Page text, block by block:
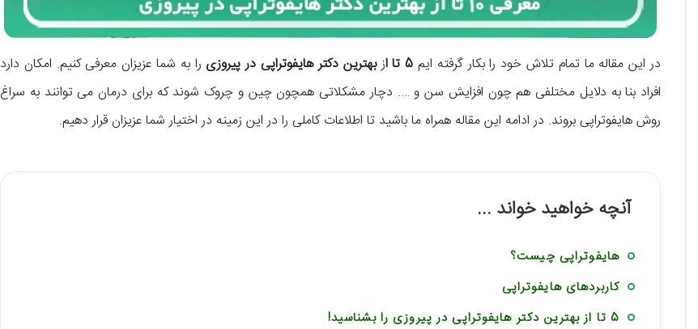
در این مقاله ما تمام تلاش خود را بکار گرفته ایم 5 تا ا زبهترین دکتر هایفوتراپی در پیروزی را به شما عزیزان معرفی کنیم. امکان دارد
افراد بنا به دلایل مختلفی هم چون افزایش سن و …. دچار مشکلاتی همچون چین و چروک شوند که برای درمان می توانند به سراغ
روش هایفوتراپی بروند. در ادامه این مقاله همراه ما باشید تا اطلاعات کاملی را در این زمینه در اختیار شما عزیزان قرار دهیم.
آنچه خواهید خواند ...
هایفوتراپی چیست؟
کاربردهای هایفوتراپی
5 تا از بهترین دکتر هایفوتراپی در پیروزی را بشناسید!